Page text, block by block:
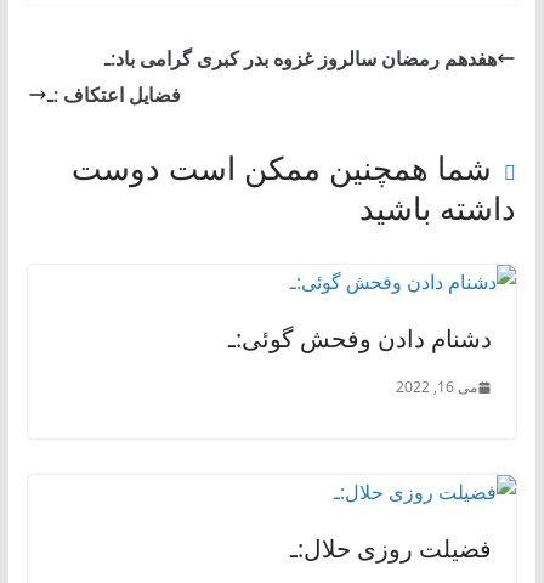
هفدهم رمضان سالروز غزوه بدر کبری گرامی باد:ـ
فضایل اعتکاف :ـ
شما همچنین ممکن است دوست
داشته باشید
دشنام دادن وفحش گوئی:ـ
می 16, 2022
فضیلت روزی حلال:ـ